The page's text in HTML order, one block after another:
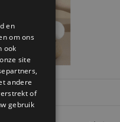
leven
en
om ons
ook
site
andere
of
gebruik